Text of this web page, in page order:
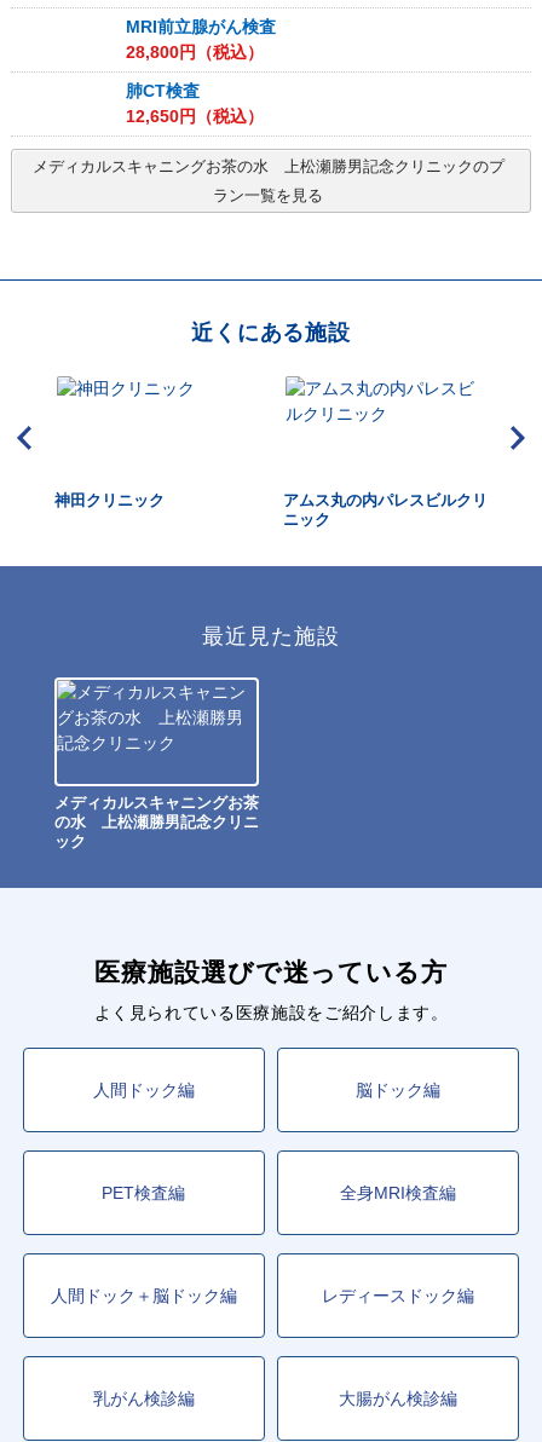
MRI前立腺がん検査
28,800円（税込）
肺CT検査
12,650円（税込）
メディカルスキャニングお茶の水 上松瀬勝男記念クリニックのプ
ラン一覧を見る
近くにある施設
神田クリニック
アムス丸の内パレスビルクリ
ニック
最近見た施設
メディカルスキャニングお茶
の水 上松瀬勝男記念クリニ
ック
医療施設選びで迷っている方
よく見られている医療施設をご紹介します。
人間ドック編 脳ドック編
PET検査編 全身MRI検査編
人間ドック＋脳ドック編 レディースドック編
乳がん検診編 大腸がん検診編